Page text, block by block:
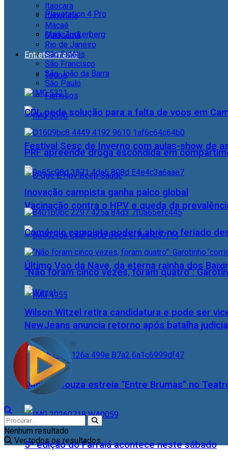
Playstation 4 Pro
Mark Zuckerberg
Entretenimento
Todos
Famosos
Festival Sesc de Inverno com aulas-show de
Vacinação contra o HPV e queda da
Último Voo da Nave, da eterna rainha dos
NewJeans anuncia retorno após batalha
Daniele Souza estreia “Entre Brumas” no
5ª edição do Farraiá acontece neste sábado
Itaocara
Itaperuna
Macaé
Quissamã
Rio de Janeiro
São Fidélis
São Francisco
São João da Barra
São Paulo
CDL pede solução para a falta de voos em
PRF apreende droga escondida em
Inovação campista ganha palco global
Comércio campista poderá abrir no feriado
“Não foram cinco vezes, foram quatro”:
Wilson Witzel retira candidatura e pode ser
Nenhum resultado
Ver todos os resultados